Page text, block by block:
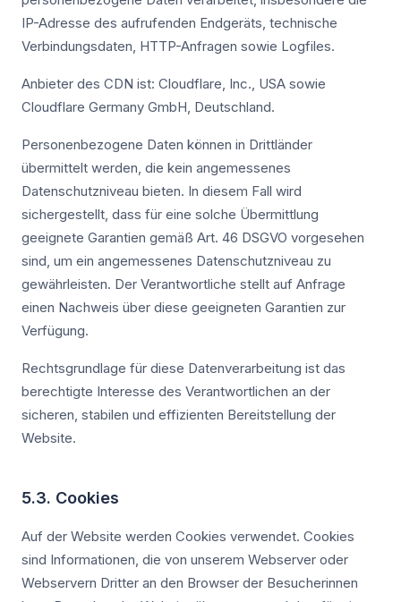
IP-Adresse des aufrufenden Endgeräts, technische
Verbindungsdaten, HTTP-Anfragen sowie Logfiles.
Anbieter des CDN ist: Cloudflare, Inc., USA sowie
Cloudflare Germany GmbH, Deutschland.
Personenbezogene Daten können in Drittländer
übermittelt werden, die kein angemessenes
Datenschutzniveau bieten. In diesem Fall wird
sichergestellt, dass für eine solche Übermittlung
geeignete Garantien gemäß Art. 46 DSGVO vorgesehen
sind, um ein angemessenes Datenschutzniveau zu
gewährleisten. Der Verantwortliche stellt auf Anfrage
einen Nachweis über diese geeigneten Garantien zur
Verfügung.
Rechtsgrundlage für diese Datenverarbeitung ist das
berechtigte Interesse des Verantwortlichen an der
sicheren, stabilen und effizienten Bereitstellung der
Website.
5.3. Cookies
Auf der Website werden Cookies verwendet. Cookies
sind Informationen, die von unserem Webserver oder
Webservern Dritter an den Browser der Besucherinnen